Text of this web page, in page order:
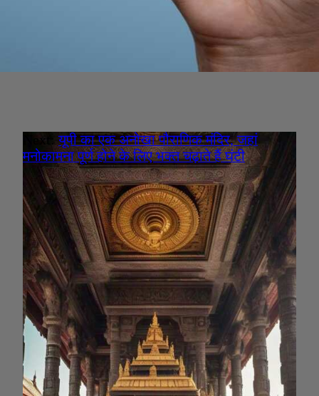
Next:यूपी का एक अनोखा पौराणिक मंदिर, जहां
मनोकामना पूर्ण होने के लिए भक्त चढ़ाते हैं घंटी